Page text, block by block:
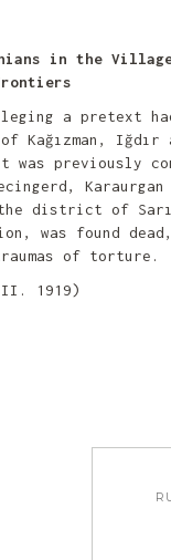
in the
a pretext
Iğdır
previously
district of
was found
of torture.
1919)